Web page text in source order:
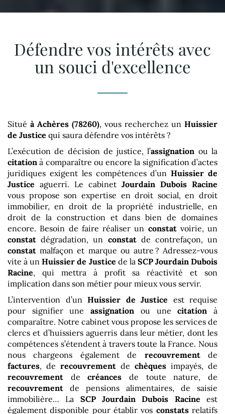
Défendre vos intérêts avec
un souci d'excellence
Situé à Achères (78260), vous recherchez un Huissier
de Justice qui saura défendre vos intérêts ?
L’exécution de décision de justice, l’assignation ou la
citation à comparaître ou encore la signification d’actes
juridiques exigent les compétences d’unHuissier de
Justice aguerri. Le cabinet Jourdain Dubois Racine
vous propose son expertise en droit social, en droit
immobilier, en droit de la propriété industrielle, en
droit de la construction et dans bien de domaines
encore. Besoin de faire réaliser un constatvoirie, un
constat dégradation, un constatde contrefaçon, un
constat malfaçon et marque ou autre ? Adressez-vous
vite à unHuissier de Justice de la SCP Jourdain Dubois
Racine, qui mettra à profit sa réactivité et son
implication dans son métier pour mieux vous servir.
L’intervention d’un Huissier de Justice est requise
pour signifier uneassignation ou unecitation à
comparaître. Notre cabinet vous propose les services de
clercs et d’huissiers aguerris dans leur métier, dont les
compétences s’étendent à travers toute la France. Nous
nous chargeons également de recouvrementde
factures, de recouvrement de chèques impayés, de
recouvrement decréances de toute nature, de
recouvrement de pensions alimentaires, de saisie
immobilière… La SCP Jourdain Dubois Racine est
également disponible pour établir vos constatsrelatifs